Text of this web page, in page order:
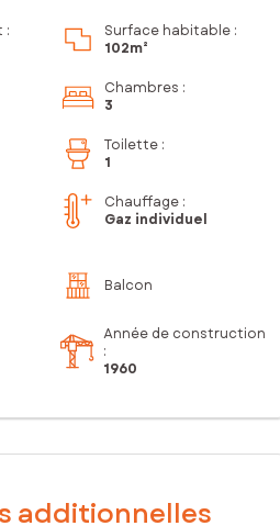
:
Surface habitable :
102m²
Chambres :
3
Toilette :
1
Chauffage :
Gaz individuel
Balcon
Année de construction
:
1960
additionnelles